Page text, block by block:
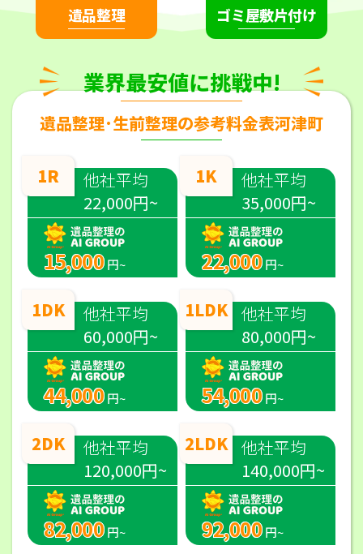
遺品整理 ゴミ屋敷片付け
業界最安値に挑戦中!
遺品整理･生前整理の参考料金表河津町
1R
他社平均
22,000円~
15,000 円~
1DK
他社平均
60,000円~
44,000 円~
2DK
他社平均
120,000円~
82,000 円~
1K
他社平均
35,000円~
22,000 円~
1LDK 他社平均
80,000円~
54,000 円~
2LDK 他社平均
140,000円~
92,000 円~